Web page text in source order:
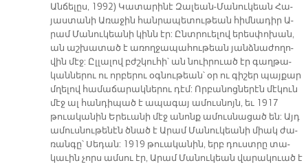
Ան­ճե­լըս, 1992) Կա­տա­րի­նէ Զա­լեան-Մա­նու­կեա­ն Հա­
յաս­տա­նի Ա­ռա­ջին հան­րա­պե­տու­թեան հիմ­նա­դիր Ա­
րամ Մա­նու­կեա­նի կինն էր: Ընտ­րուե­լով ե­րես­փո­խան,
ան աշ­խա­տած է ա­ռող­ջա­պա­հու­թեան յանձ­նա­ժո­ղո­
վին մէջ: Ըլ­լա­լով բժշկու­հի՝ ան նուի­րուած էր գաղ­թա­
կան­նե­րու ու որ­բե­րու օգ­նու­թեա­ն՝ օր ու գի­շեր պայ­քար
մղե­լով հա­մա­ճա­րակ­նե­րու դէմ: Որ­բա­նոց­նե­րէն մէ­կուն
մէջ ալ հան­դի­պած է ա­պա­գայ ա­մուս­նոյն, եւ 1917
թուա­կա­նին Ե­րե­ւա­նի մէջ ա­նոնք ա­մուս­նա­ցած են: Այդ
ա­մուս­նու­թե­նէն ծնած է Ա­րամ Մա­նու­կեա­նի միակ ժա­
ռան­գը՝ Սե­դան: 1919 թուա­կա­նին, երբ դուստ­րը տա­
կա­ւին չորս ամ­սու էր, Ա­րամ Մա­նու­կեա­ն վա­րակ­ուած է